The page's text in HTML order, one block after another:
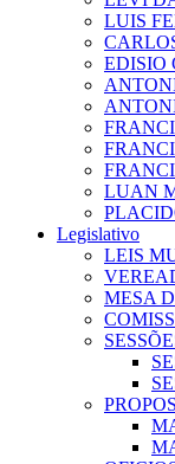
LUIS
EDISIO
LUAN
Legislativo
LEIS
MESA